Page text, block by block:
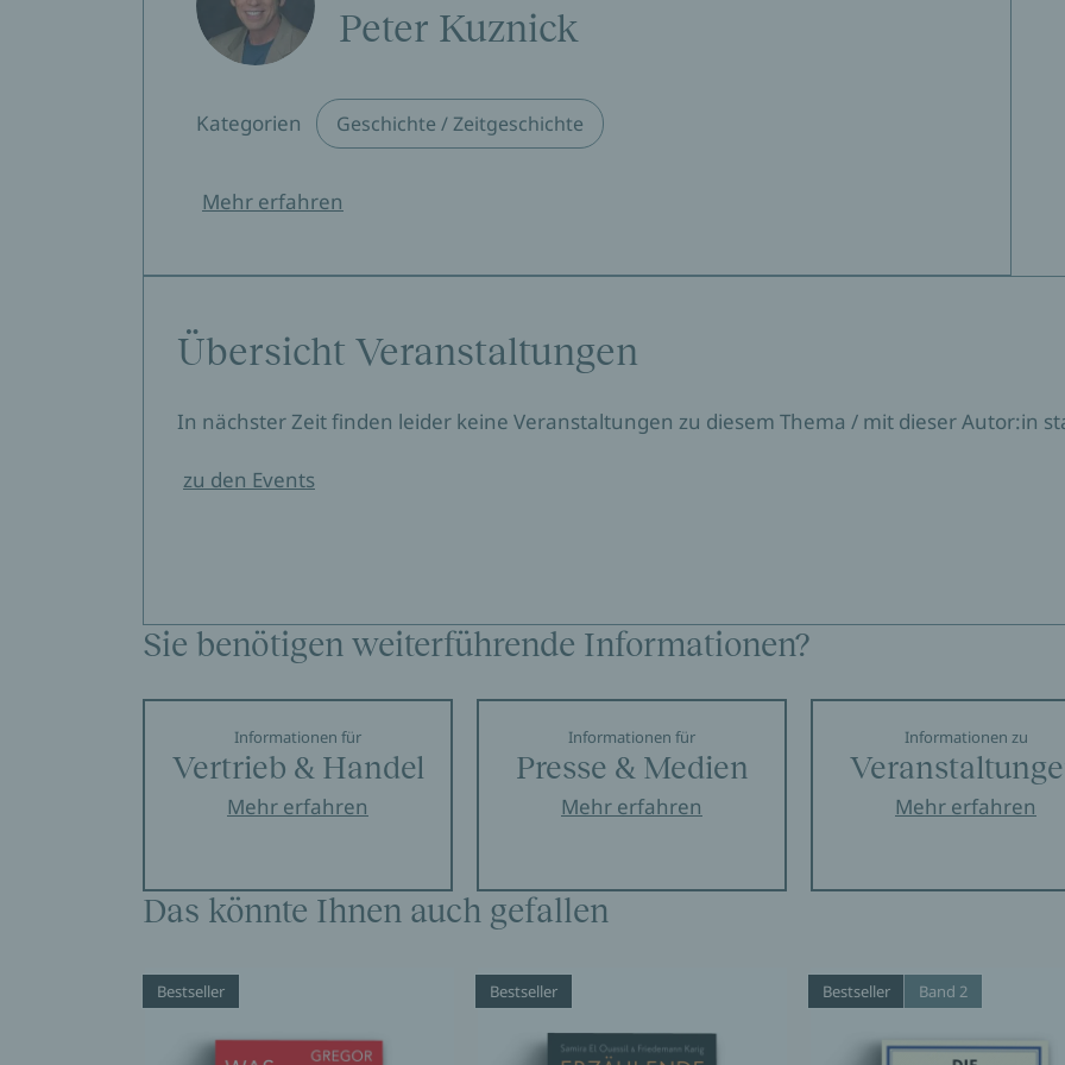
Peter Kuznick
Kategorien Geschichte / Zeitgeschichte
Mehr erfahren
Übersicht Veranstaltungen
In nächster Zeit finden leider keine Veranstaltungen zu diesem Thema / mit dieser Autor:in
zu den Events
Sie benötigen weiterführende Informationen?
Informationen für
Vertrieb & Handel
Mehr erfahren
Informationen für
Presse & Medien
Mehr erfahren
Informationen zu
Mehr erfahren
Das könnte Ihnen auch gefallen
Bestseller Bestseller Bestseller Band 2